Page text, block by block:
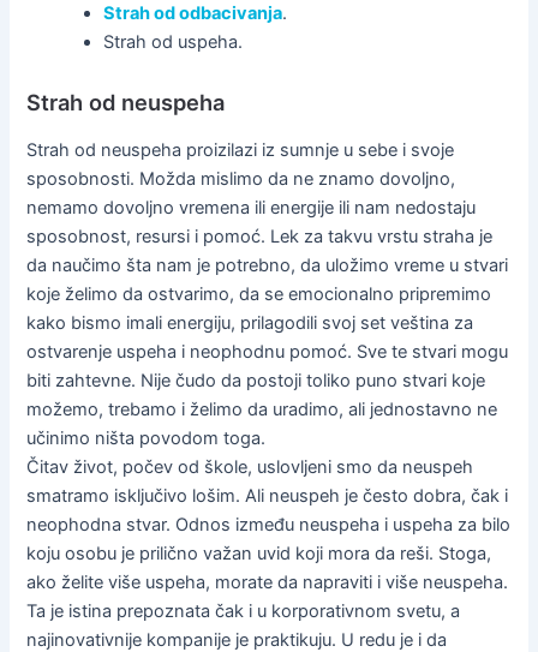
Strah od odbacivanja.
Strah od uspeha.
Strah od neuspeha
Strah od neuspeha proizilazi iz sumnje u sebe i svoje
sposobnosti. Možda mislimo da ne znamo dovoljno,
nemamo dovoljno vremena ili energije ili nam nedostaju
sposobnost, resursi i pomoć. Lek za takvu vrstu straha je
da naučimo šta nam je potrebno, da uložimo vreme u stvari
koje želimo da ostvarimo, da se emocionalno pripremimo
kako bismo imali energiju, prilagodili svoj set veština za
ostvarenje uspeha i neophodnu pomoć. Sve te stvari mogu
biti zahtevne. Nije čudo da postoji toliko puno stvari koje
možemo, trebamo i želimo da uradimo, ali jednostavno ne
učinimo ništa povodom toga.
Čitav život, počev od škole, uslovljeni smo da neuspeh
smatramo isključivo lošim. Ali neuspeh je često dobra, čak i
neophodna stvar. Odnos između neuspeha i uspeha za bilo
koju osobu je prilično važan uvid koji mora da reši. Stoga,
ako želite više uspeha, morate da napraviti i više neuspeha.
Ta je istina prepoznata čak i u korporativnom svetu, a
najinovativnije kompanije je praktikuju. U redu je i da